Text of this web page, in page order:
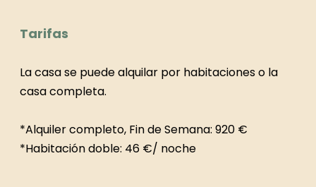
Tarifas
La casa se puede alquilar por habitaciones o la
casa completa.
*Alquiler completo, Fin de Semana: 920 €
*Habitación doble: 46 €/ noche